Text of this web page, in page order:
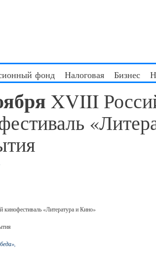
фонд Налоговая Бизнес
XVIII
кинофестиваль «Литература и Кино»